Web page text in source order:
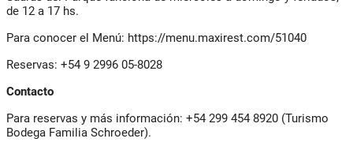
de 12 a 17 hs.
Para conocer el Menú: https://menu.maxirest.com/51040
Reservas: +54 9 2996 05-8028
Contacto
Para reservas y más información: +54 299 454 8920 (Turismo
Bodega Familia Schroeder).